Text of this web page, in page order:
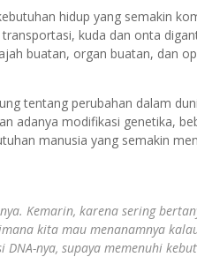
hidup yang semakin
kuda dan onta
buatan, organ buatan, dan
tentang perubahan dalam
adanya modifikasi genetika,
manusia yang semakin
Kemarin, karena sering
kita mau menanamnya
nya, supaya memenuhi